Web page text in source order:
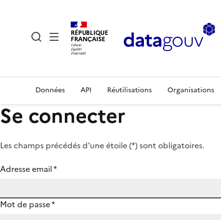
RÉPUBLIQUE
FRANÇAISE
Données API Réutilisations Organisations
Se connecter
Les champs précédés d'une étoile (*) sont obligatoires.
Adresse email*
Mot de passe*